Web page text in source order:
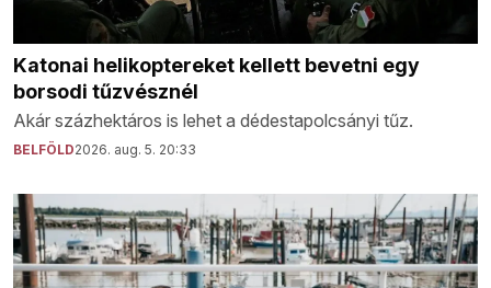
Katonai helikoptereket kellett bevetni egy
borsodi tűzvésznél
Akár százhektáros is lehet a dédestapolcsányi tűz.
BELFÖLD2026. aug. 5. 20:33